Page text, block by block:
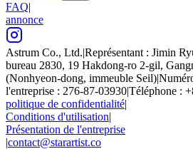
FAQ|
annonce
Astrum Co., Ltd.|Représentant : Jimin
bureau 2830, 19 Hakdong-ro 2-gil,
(Nonhyeon-dong, immeuble Seil)|
l'entreprise : 276-87-03930|Téléphone :
politique de confidentialité|
Conditions d'utilisation|
Présentation de l'entreprise
|contact@starartist.co